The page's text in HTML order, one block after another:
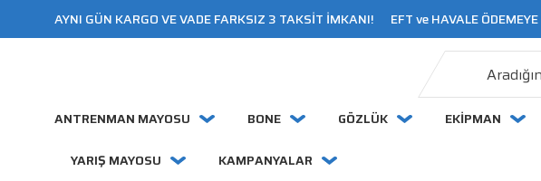
AYNI GÜN KARGO VE VADE FARKSIZ 3 TAKSİT İMKANI! EFT ve HAVALE
ANTRENMAN MAYOSU BONE GÖZLÜK EKİPMAN
YARIŞ MAYOSU KAMPANYALAR